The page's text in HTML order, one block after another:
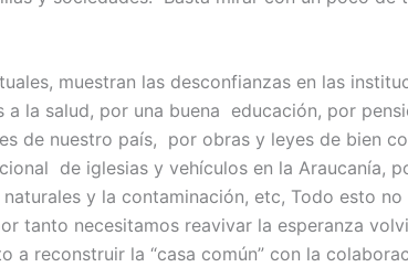
muestran las desconfianzas en las
la salud, por una buena educación, por
de nuestro país, por obras y leyes de bien
de iglesias y vehículos en la Araucanía,
y la contaminación, etc, Todo esto no
tanto necesitamos reavivar la esperanza
a reconstruir la “casa común” con la